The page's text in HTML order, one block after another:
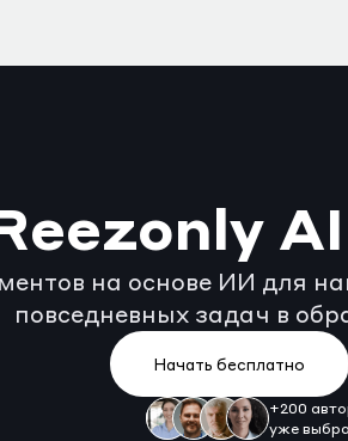
на основе ИИ для
повседневных задач в
Начать бесплатно
+200
уже